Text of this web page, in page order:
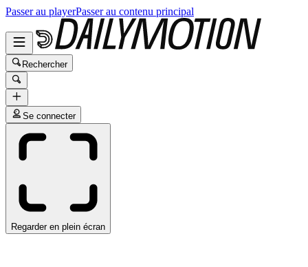
Passer au playerPasser au contenu principal
Rechercher
Se connecter
Regarder en plein écran